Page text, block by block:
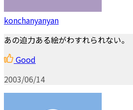
konchanyanyan
あの迫力ある絵がわすれられない。
Good
2003/06/14